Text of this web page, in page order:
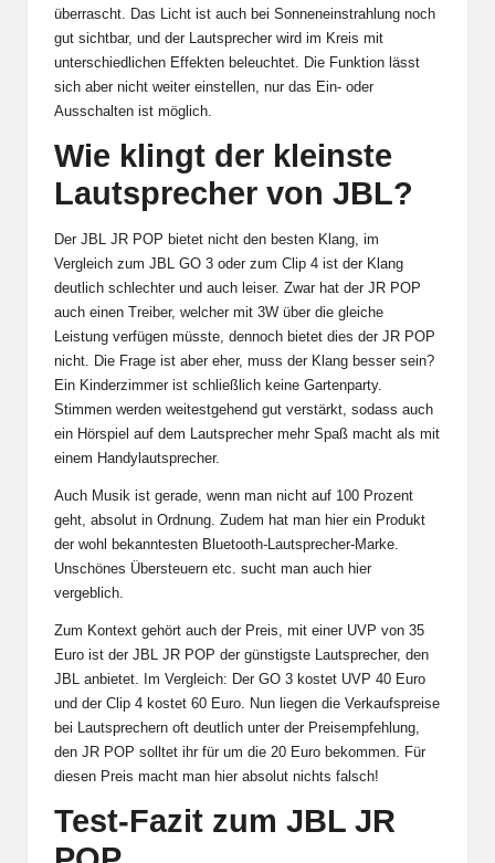
überrascht. Das Licht ist auch bei Sonneneinstrahlung noch
gut sichtbar, und der Lautsprecher wird im Kreis mit
unterschiedlichen Effekten beleuchtet. Die Funktion lässt
sich aber nicht weiter einstellen, nur das Ein- oder
Ausschalten ist möglich.
Wie klingt der kleinste
Lautsprecher von JBL?
Der JBL JR POP bietet nicht den besten Klang, im
Vergleich zum JBL GO 3 oder zum Clip 4 ist der Klang
deutlich schlechter und auch leiser. Zwar hat der JR POP
auch einen Treiber, welcher mit 3W über die gleiche
Leistung verfügen müsste, dennoch bietet dies der JR POP
nicht. Die Frage ist aber eher, muss der Klang besser sein?
Ein Kinderzimmer ist schließlich keine Gartenparty.
Stimmen werden weitestgehend gut verstärkt, sodass auch
ein Hörspiel auf dem Lautsprecher mehr Spaß macht als mit
einem Handylautsprecher.
Auch Musik ist gerade, wenn man nicht auf 100 Prozent
geht, absolut in Ordnung. Zudem hat man hier ein Produkt
der wohl bekanntesten Bluetooth-Lautsprecher-Marke.
Unschönes Übersteuern etc. sucht man auch hier
vergeblich.
Zum Kontext gehört auch der Preis, mit einer UVP von 35
Euro ist der JBL JR POP der günstigste Lautsprecher, den
JBL anbietet. Im Vergleich: Der GO 3 kostet UVP 40 Euro
und der Clip 4 kostet 60 Euro. Nun liegen die Verkaufspreise
bei Lautsprechern oft deutlich unter der Preisempfehlung,
den JR POP solltet ihr für um die 20 Euro bekommen. Für
diesen Preis macht man hier absolut nichts falsch!
Test-Fazit zum JBL JR